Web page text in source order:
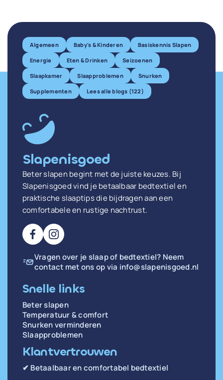
Algemeen Baby's & Kinderen Basiskennis Slapen
Energie Eten & Drinken Seizoenen
Slaapkamer Slaapproblemen Snurken
Supplementen Lees alle blogs (122)
Slapenisgoed
Beter slapen begint met de juiste keuzes. Bij
Slapenisgoed vind je betaalbaar bedtextiel en
praktische slaaptips die bijdragen aan een
comfortabele en rustige nachtrust.
Vragen over je slaap of bedtextiel? Neem
contact met ons op via info@slapenisgoed.nl
Snelle links
Beter slapen
Temperatuur & comfort
Snurken verminderen
Slaapproblemen
Klantvertrouwen
✔ Betaalbaar en comfortabel bedtextiel